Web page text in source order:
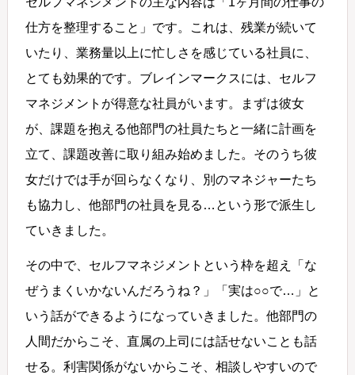
仕方を整理すること」です。これは、残業が続いて
いたり、業務量以上に忙しさを感じている社員に、
とても効果的です。ブレインマークスには、セルフ
マネジメントが得意な社員がいます。まずは彼女
が、課題を抱える他部門の社員たちと一緒に計画を
立て、課題改善に取り組み始めました。そのうち彼
女だけでは手が回らなくなり、別のマネジャーたち
も協力し、他部門の社員を見る…という形で派生し
ていきました。
その中で、セルフマネジメントという枠を超え「な
ぜうまくいかないんだろうね？」「実は○○で…」と
いう話ができるようになっていきました。他部門の
人間だからこそ、直属の上司には話せないことも話
せる。利害関係がないからこそ、相談しやすいので